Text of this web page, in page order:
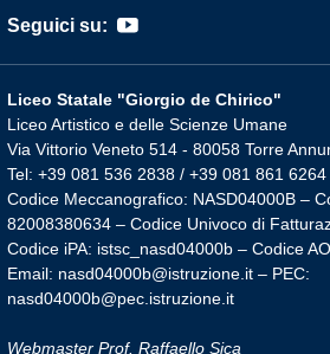
Seguici su:
Liceo Statale "Giorgio de Chirico"
Liceo Artistico e delle Scienze Umane
Via Vittorio Veneto 514 - 80058 Torre
Tel: +39 081 536 2838 / +39 081 861
Codice Meccanografico: NASD04000B –
82008380634 – Codice Univoco di
Codice iPA: istsc_nasd04000b – Codice
Email: nasd04000b@istruzione.it – PEC:
nasd04000b@pec.istruzione.it
Webmaster Prof. Raffaello Sica